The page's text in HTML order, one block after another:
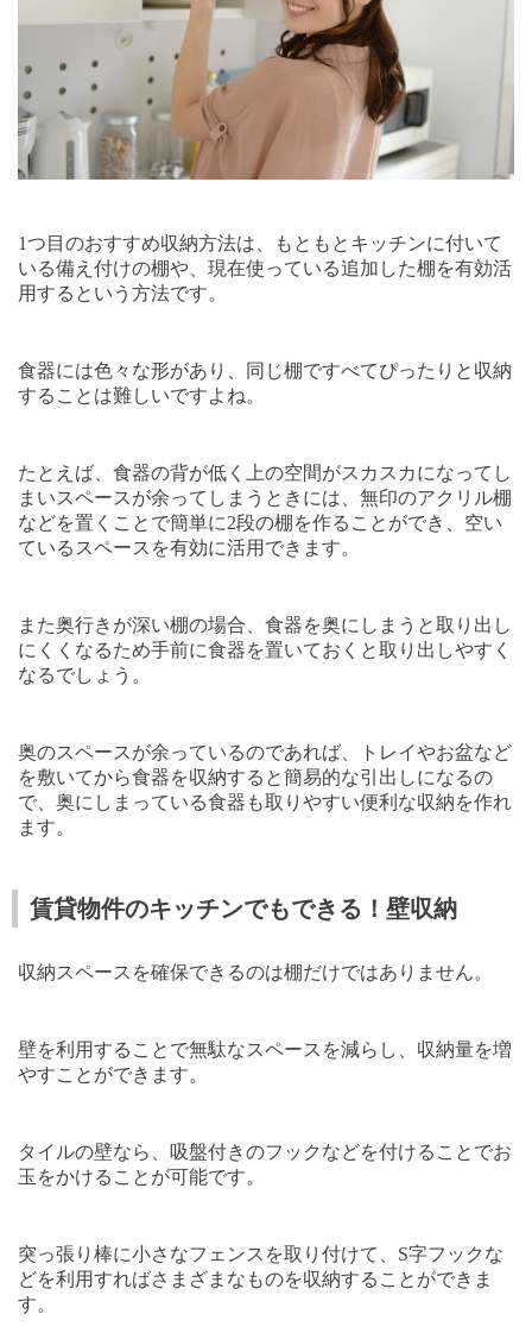
1つ目のおすすめ収納方法は、もともとキッチンに付いて
いる備え付けの棚や、現在使っている追加した棚を有効活
用するという方法です。
食器には色々な形があり、同じ棚ですべてぴったりと収納
することは難しいですよね。
たとえば、食器の背が低く上の空間がスカスカになってし
まいスペースが余ってしまうときには、無印のアクリル棚
などを置くことで簡単に2段の棚を作ることができ、空い
ているスペースを有効に活用できます。
また奥行きが深い棚の場合、食器を奥にしまうと取り出し
にくくなるため手前に食器を置いておくと取り出しやすく
なるでしょう。
奥のスペースが余っているのであれば、トレイやお盆など
を敷いてから食器を収納すると簡易的な引出しになるの
で、奥にしまっている食器も取りやすい便利な収納を作れ
ます。
賃貸物件のキッチンでもできる！壁収納
収納スペースを確保できるのは棚だけではありません。
壁を利用することで無駄なスペースを減らし、収納量を増
やすことができます。
タイルの壁なら、吸盤付きのフックなどを付けることでお
玉をかけることが可能です。
突っ張り棒に小さなフェンスを取り付けて、 S字フックな
どを利用すればさまざまなものを収納することができま
す。